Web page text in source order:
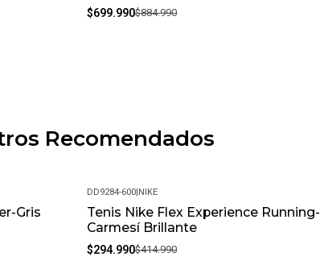
$699.990$884.990
Recomendados
Gris
-29%
DD9284-600|NIKE
Tenis Nike Flex Experience Running-
Carmesí Brillante
$294.990$414.990